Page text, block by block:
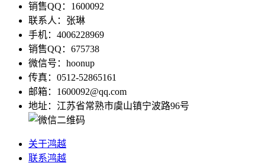
销售QQ：1600092
联系人：张琳
手机：4006228969
销售QQ：675738
微信号：hoonup
传真：0512-52865161
邮箱：1600092@qq.com
地址：江苏省常熟市虞山镇宁波路96号
关于鸿越
联系鸿越